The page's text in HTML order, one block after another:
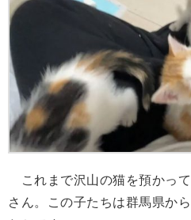
これまで沢山の猫を預かっ
さん。この子たちは群馬県か